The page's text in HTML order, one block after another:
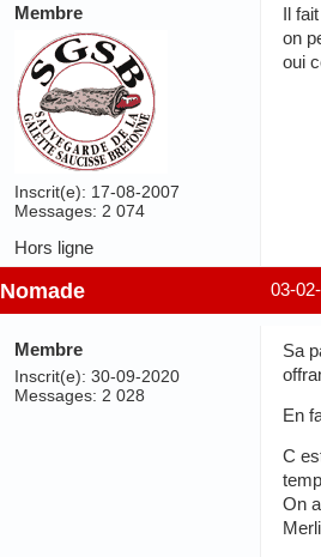
Membre
Inscrit(e): 17-08-2007
Messages: 2 074
Il
on
oui
Hors ligne
03-
Nomade
Membre
Inscrit(e): 30-09-2020
Messages: 2 028
Sa
En
C
On